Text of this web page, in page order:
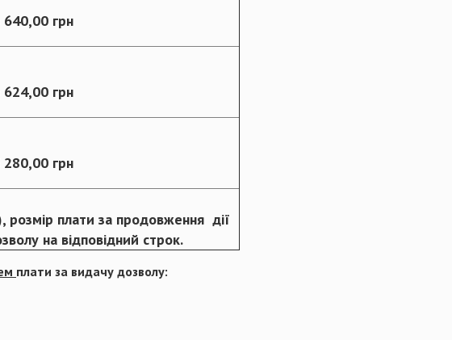
640,00 грн
624,00 грн
280,00 грн
розмір плати за продовження дії
на відповідний строк.
плати за видачу дозволу: